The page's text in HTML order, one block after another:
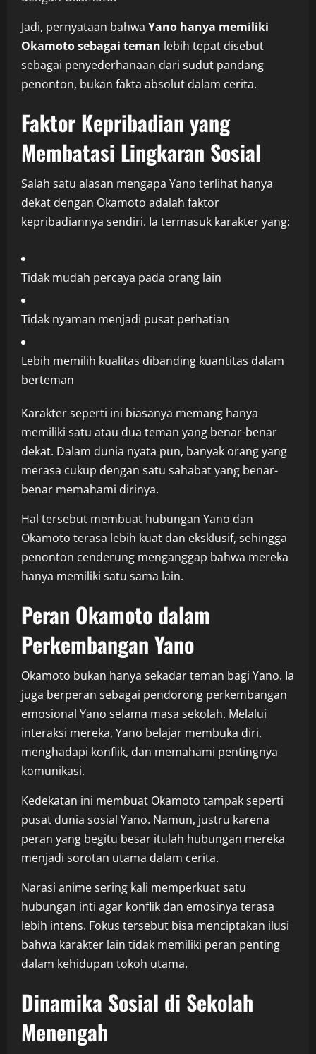
Jadi, pernyataan bahwa Yano hanya memiliki
Okamoto sebagai teman lebih tepat disebut
sebagai penyederhanaan dari sudut pandang
penonton, bukan fakta absolut dalam cerita.
Faktor Kepribadian yang
Membatasi Lingkaran Sosial
Salah satu alasan mengapa Yano terlihat hanya
dekat dengan Okamoto adalah faktor
kepribadiannya sendiri. Ia termasuk karakter yang:
Tidak mudah percaya pada orang lain
Tidak nyaman menjadi pusat perhatian
Lebih memilih kualitas dibanding kuantitas dalam
berteman
Karakter seperti ini biasanya memang hanya
memiliki satu atau dua teman yang benar-benar
dekat. Dalam dunia nyata pun, banyak orang yang
merasa cukup dengan satu sahabat yang benar-
benar memahami dirinya.
Hal tersebut membuat hubungan Yano dan
Okamoto terasa lebih kuat dan eksklusif, sehingga
penonton cenderung menganggap bahwa mereka
hanya memiliki satu sama lain.
Peran Okamoto dalam
Perkembangan Yano
Okamoto bukan hanya sekadar teman bagi Yano. Ia
juga berperan sebagai pendorong perkembangan
emosional Yano selama masa sekolah. Melalui
interaksi mereka, Yano belajar membuka diri,
menghadapi konflik, dan memahami pentingnya
komunikasi.
Kedekatan ini membuat Okamoto tampak seperti
pusat dunia sosial Yano. Namun, justru karena
peran yang begitu besar itulah hubungan mereka
menjadi sorotan utama dalam cerita.
Narasi anime sering kali memperkuat satu
hubungan inti agar konflik dan emosinya terasa
lebih intens. Fokus tersebut bisa menciptakan ilusi
bahwa karakter lain tidak memiliki peran penting
dalam kehidupan tokoh utama.
Dinamika Sosial di Sekolah
Menengah